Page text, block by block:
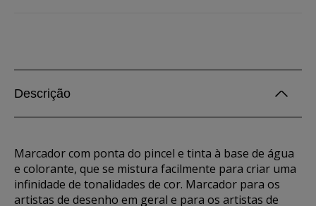
Descrição
Marcador com ponta do pincel e tinta à base de água
e colorante, que se mistura facilmente para criar uma
infinidade de tonalidades de cor. Marcador para os
artistas de desenho em geral e para os artistas de